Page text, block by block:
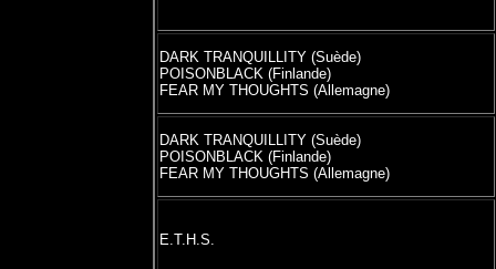
DARK TRANQUILLITY (Suède)
POISONBLACK (Finlande)
FEAR MY THOUGHTS (Allemagne)
DARK TRANQUILLITY (Suède)
POISONBLACK (Finlande)
FEAR MY THOUGHTS (Allemagne)
E.T.H.S.